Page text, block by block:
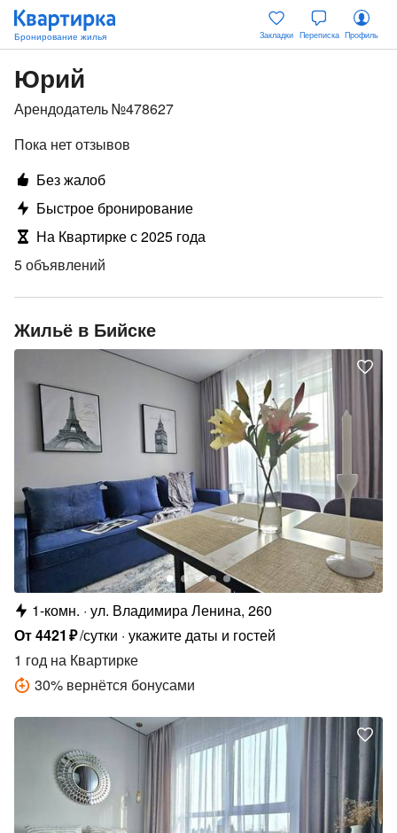
Закладки Переписка Профиль
Юрий
Арендодатель №478627
Пока нет отзывов
Без жалоб
Быстрое бронирование
На Квартирке с 2025 года
5 объявлений
Жильё в Бийске
1-комн. ул. Владимира Ленина, 260
От4421 ₽/сутки укажите даты и гостей
1 год на Квартирке
30% вернётся бонусами